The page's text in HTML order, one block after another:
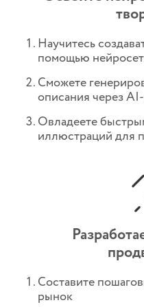
Научитесь
помощью
Сможете
описания через
Овладеете
иллюстраций для
Составите
рынок